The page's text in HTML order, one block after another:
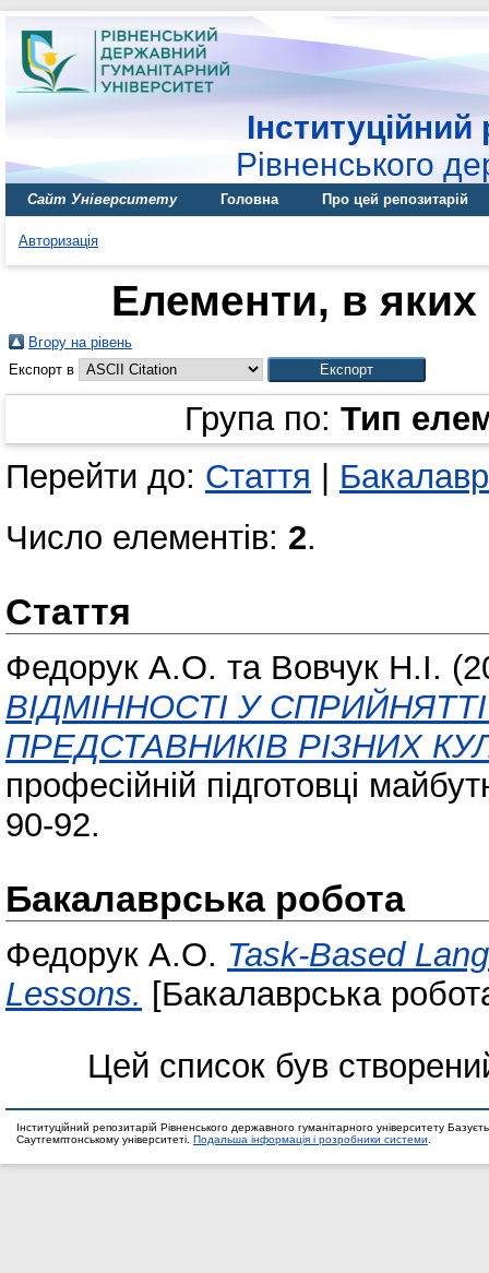
Інституційний
Рівненського
Сайт Університету Головна Про цей репозитарій
Авторизація
Елементи, в
Вгору на рівень
Експорт в
Група по: Тип
Перейти до: Стаття
Число елементів: 2.
Стаття
Федорук А.О. та Вовчук Н.І.
ВІДМІННОСТІ У
ПРЕДСТАВНИКІВ РІЗНИХ
професійній підготовці
90-92.
Бакалаврська робота
Федорук А.О. Task-Based
Lessons. [Бакалаврська
Цей список був
Інституційний репозитарій Рівненського державного гуманітарного університету
Саутгемптонському університеті. Подальша інформація і розробники системи